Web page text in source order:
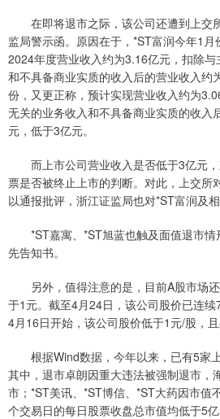
在即将退市之际，该公司还遭到上交
监局警示函。原因在于，*ST富润今年1
2024年度营业收入约为3.16亿元，扣除与
和不具备商业实质的收入后的营业收入约
份，又更正称，预计实现营业收入约为
无关的业务收入和不具备商业实质的收入
元，低于3亿元。
而上市公司营业收入是否低于3亿元，
票是否被终止上市的判断。对此，上交所
以通报批评，浙江证监局也对*ST富润及
*ST嘉寓、*ST旭蓝也触及面值退市情
先告知书。
另外，值得注意的是，目前A股市场还
于1元。截至4月24日，该公司股价已连
4月16日开始，该公司股价低于1元/股，且
根据Wind数据，今年以来，已有5家上
其中，退市卓朗因重大违法被强制退市，
市；*ST美讯、*ST博信、*ST大药因市值
个交易日的每日股票收盘总市值均低于5亿